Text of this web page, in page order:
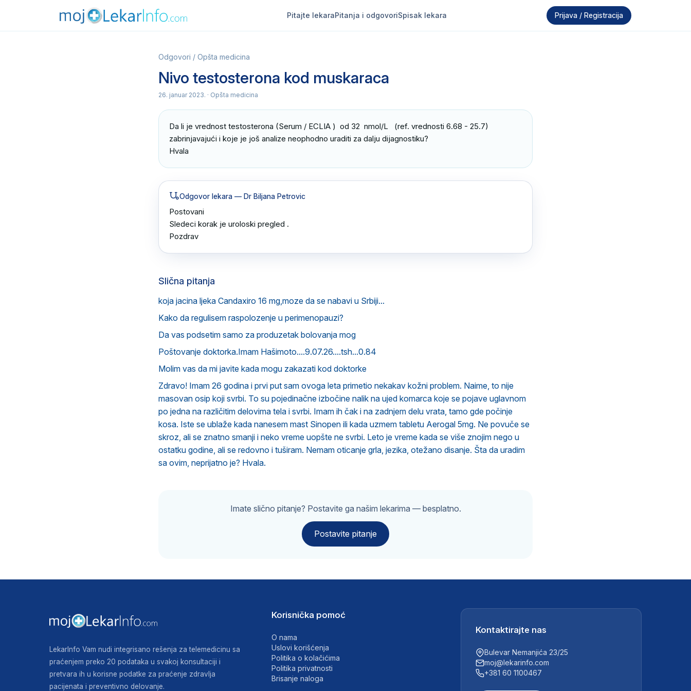
Pitajte lekaraPitanja i odgovoriSpisak lekara Prijava / Registracija
Odgovori / Opšta medicina
Nivo testosterona kod muskaraca
26. januar 2023. · Opšta medicina
Da li je vrednost testosterona (Serum / ECLIA )  od 32  nmol/L   (ref. vrednosti 6.68 - 25.7)
zabrinjavajući i koje je još analize neophodno uraditi za dalju dijagnostiku?
Hvala
Odgovor lekara — Dr Biljana Petrovic
Postovani
Sledeci korak je uroloski pregled .
Pozdrav
Slična pitanja
koja jacina ljeka Candaxiro 16 mg,moze da se nabavi u Srbiji...
Kako da regulisem raspolozenje u perimenopauzi?
Da vas podsetim samo za produzetak bolovanja mog
Poštovanje doktorka.Imam Hašimoto....9.07.26....tsh...0.84
Molim vas da mi javite kada mogu zakazati kod doktorke
Zdravo! Imam 26 godina i prvi put sam ovoga leta primetio nekakav kožni problem. Naime, to nije
masovan osip koji svrbi. To su pojedinačne izbočine nalik na ujed komarca koje se pojave uglavnom
po jedna na različitim delovima tela i svrbi. Imam ih čak i na zadnjem delu vrata, tamo gde počinje
kosa. Iste se ublaže kada nanesem mast Sinopen ili kada uzmem tabletu Aerogal 5mg. Ne povuče se
skroz, ali se znatno smanji i neko vreme uopšte ne svrbi. Leto je vreme kada se više znojim nego u
ostatku godine, ali se redovno i tuširam. Nemam oticanje grla, jezika, otežano disanje. Šta da uradim
sa ovim, neprijatno je? Hvala.
Imate slično pitanje? Postavite ga našim lekarima — besplatno.
Postavite pitanje
LekarInfo Vam nudi integrisano rešenja za telemedicinu sa
praćenjem preko 20 podataka u svakoj konsultaciji i
pretvara ih u korisne podatke za praćenje zdravlja
pacijenata i preventivno delovanje.
Korisnička pomoć
O nama
Uslovi korišćenja
Politika o kolačićima
Politika privatnosti
Brisanje naloga
Kontaktirajte nas
Bulevar Nemanjića 23/25
moj@lekarinfo.com
+381 60 1100467